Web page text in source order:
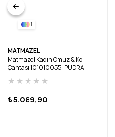
1
MATMAZEL
Matmazel Kadın Omuz & Kol
Çantası 101010055-PUDRA
★ ★ ★ ★ ★
₺5.089,90